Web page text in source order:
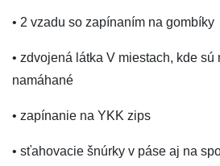
• 2 vzadu so zapínaním na gombíky
• zdvojená látka V miestach, kde
namáhané
• zapínanie na YKK zips
• sťahovacie šnúrky v páse aj na